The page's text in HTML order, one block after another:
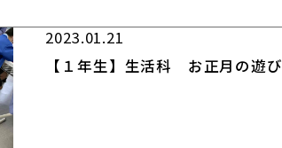
2023.01.21
【１年生】生活科 お正月の遊び